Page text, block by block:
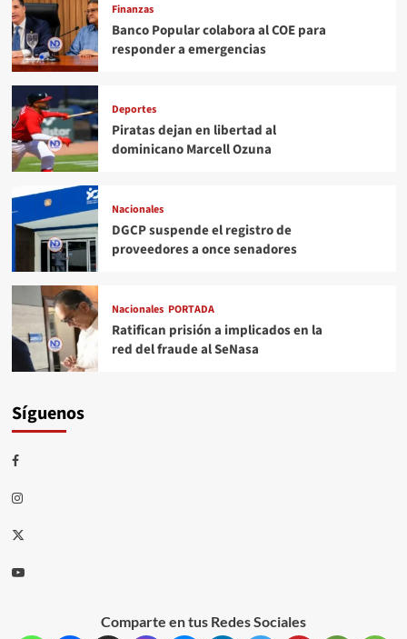
Finanzas
Banco Popular colabora al COE para
responder a emergencias
Deportes
Piratas dejan en libertad al
dominicano Marcell Ozuna
Nacionales
DGCP suspende el registro de
proveedores a once senadores
Nacionales PORTADA
Ratifican prisión a implicados en la
red del fraude al SeNasa
Síguenos
Comparte en tus Redes Sociales